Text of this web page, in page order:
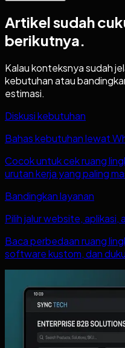
Artikel sudah
berikutnya.
Kalau konteksnya sudah
kebutuhan atau
estimasi.
Diskusi kebutuhan
Bahas kebutuhan lewat
Cocok untuk cek ruang
urutan kerja yang paling
Bandingkan layanan
Pilih jalur website,
Baca perbedaan ruang
software kustom, dan
Artikel lain yang
Lihat semua artikel